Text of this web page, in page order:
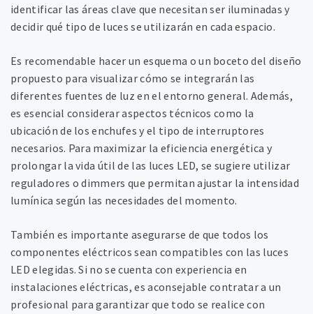
identificar las áreas clave que necesitan ser iluminadas y
decidir qué tipo de luces se utilizarán en cada espacio.
Es recomendable hacer un esquema o un boceto del diseño
propuesto para visualizar cómo se integrarán las
diferentes fuentes de luz en el entorno general. Además,
es esencial considerar aspectos técnicos como la
ubicación de los enchufes y el tipo de interruptores
necesarios. Para maximizar la eficiencia energética y
prolongar la vida útil de las luces LED, se sugiere utilizar
reguladores o dimmers que permitan ajustar la intensidad
lumínica según las necesidades del momento.
También es importante asegurarse de que todos los
componentes eléctricos sean compatibles con las luces
LED elegidas. Si no se cuenta con experiencia en
instalaciones eléctricas, es aconsejable contratar a un
profesional para garantizar que todo se realice con